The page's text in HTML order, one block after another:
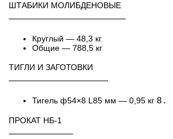
ШТАБИКИ МОЛИБДЕНОВЫЕ
────────────────────
Круглый — 48,3 кг
Общие — 788,5 кг
ТИГЛИ И ЗАГОТОВКИ
─────────────────
Тигель ф54×8 L85 мм — 0,95 кг 8.
ПРОКАТ НБ-1
───────────